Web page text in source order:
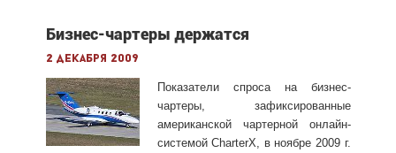
Бизнес-чартеры держатся
2 декабря 2009
Показатели спроса на бизнес-
чартеры, зафиксированные
американской чартерной онлайн-
системой CharterX, в ноябре 2009 г.